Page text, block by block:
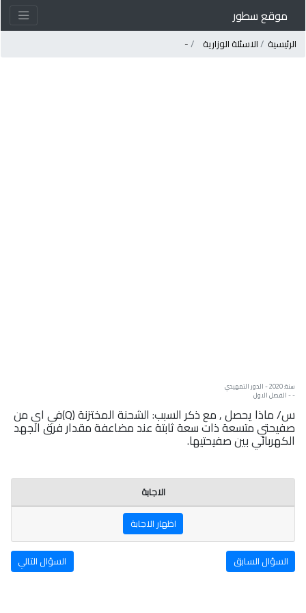
موقع سطور
الرئيسية الاسئلة الوزارية -
سنة: 2020 - الدور التمهيدي
- - الفصل الاول
س/ ماذا يحصل , مع ذكر السبب: الشحنة المختزنة (Q)في اي من
صفيحتي متسعة ذات سعة ثابتة عند مضاعفة مقدار فرق الجهد
الكهربائي بين صفيحتيها.
الاجابة
اظهار الاجابة
السؤال السابق السؤال التالي